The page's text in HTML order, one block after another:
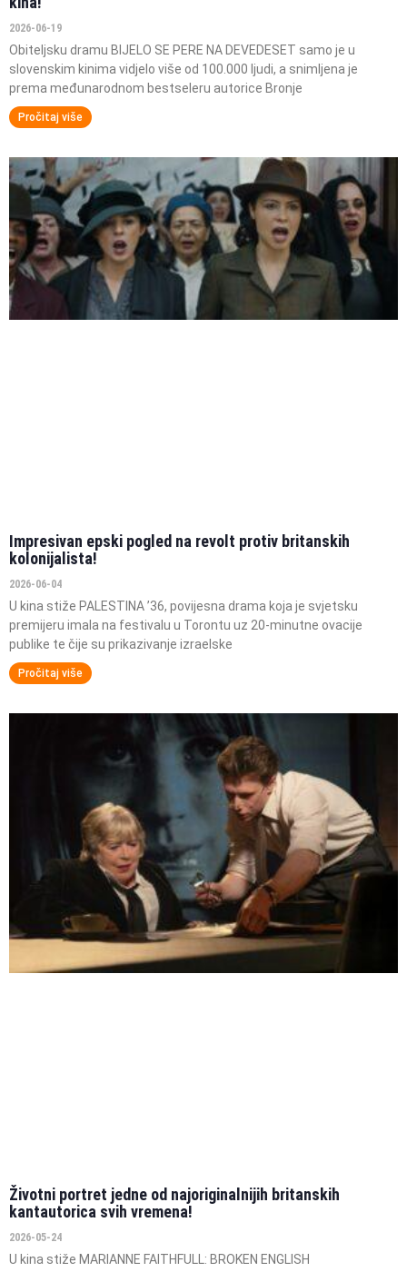
2026-06-19
Obiteljsku dramu BIJELO SE PERE NA DEVEDESET samo je u
slovenskim kinima vidjelo više od 100.000 ljudi, a snimljena je
prema međunarodnom bestseleru autorice Bronje
Pročitaj više
Impresivan epski pogled na revolt protiv britanskih
kolonijalista!
2026-06-04
U kina stiže PALESTINA ’36, povijesna drama koja je svjetsku
premijeru imala na festivalu u Torontu uz 20-minutne ovacije
publike te čije su prikazivanje izraelske
Pročitaj više
Životni portret jedne od najoriginalnijih britanskih
kantautorica svih vremena!
2026-05-24
U kina stiže MARIANNE FAITHFULL: BROKEN ENGLISH